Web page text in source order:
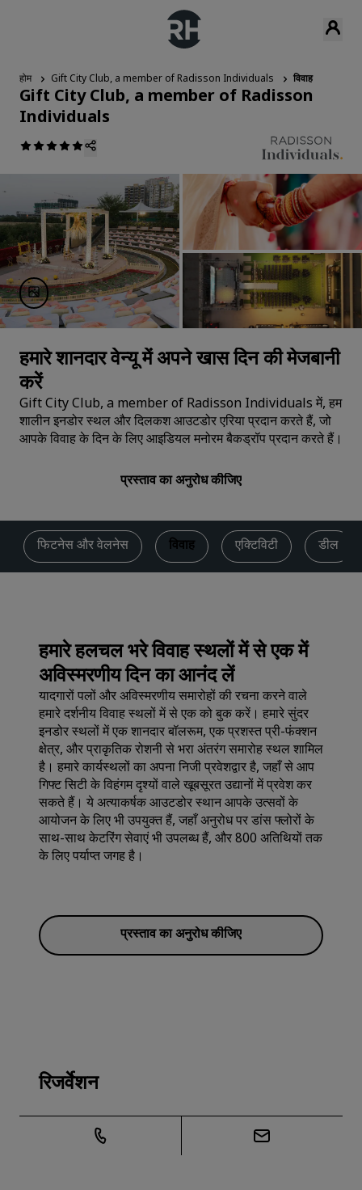
होम Gift City Club, a member of Radisson Individuals विवाह
Gift City Club, a member of Radisson
Individuals
हमारे शानदार वेन्‍यू में अपने खास दिन की मेजबानी
करें
Gift City Club, a member of Radisson Individuals में, हम
शालीन इनडोर स्थल और दिलकश आउटडोर एरिया प्रदान करते हैं, जो
आपके विवाह के दिन के लिए आइडियल मनोरम बैकड्रॉप प्रदान करते हैं।
प्रस्ताव का अनुरोध कीजिए
फिटनेस और वेलनेस विवाह एक्टिविटी डील
हमारे हलचल भरे विवाह स्थलों में से एक में
अविस्मरणीय दिन का आनंद लें
यादगारों पलों और अविस्मरणीय समारोहों की रचना करने वाले
हमारे दर्शनीय विवाह स्थलों में से एक को बुक करें। हमारे सुंदर
इनडोर स्थलों में एक शानदार बॉलरूम, एक प्रशस्त प्री-फंक्शन
क्षेत्र, और प्राकृतिक रोशनी से भरा अंतरंग समारोह स्थल शामिल
है। हमारे कार्यस्थलों का अपना निजी प्रवेशद्वार है, जहाँ से आप
गिफ्ट सिटी के विहंगम दृश्यों वाले खूबसूरत उद्यानों में प्रवेश कर
सकते हैं। ये अत्याकर्षक आउटडोर स्थान आपके उत्सवों के
आयोजन के लिए भी उपयुक्त हैं, जहाँ अनुरोध पर डांस फ्लोरों के
साथ-साथ केटरिंग सेवाएं भी उपलब्ध हैं, और 800 अतिथियों तक
के लिए पर्याप्त जगह है।
प्रस्ताव का अनुरोध कीजिए
रिजर्वेशन